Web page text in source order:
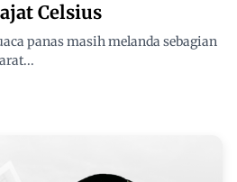
Celsius
panas masih melanda sebagian